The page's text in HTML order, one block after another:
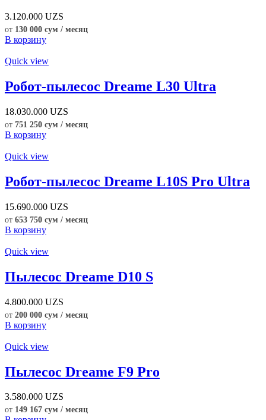
3.120.000 UZS
от 130 000 сум / месяц
В корзину
Quick view
Робот-пылесос Dreame L30 Ultra
18.030.000 UZS
от 751 250 сум / месяц
В корзину
Quick view
Робот-пылесос Dreame L10S Pro Ultra
15.690.000 UZS
от 653 750 сум / месяц
В корзину
Quick view
Пылесос Dreame D10 S
4.800.000 UZS
от 200 000 сум / месяц
В корзину
Quick view
Пылесос Dreame F9 Pro
3.580.000 UZS
от 149 167 сум / месяц